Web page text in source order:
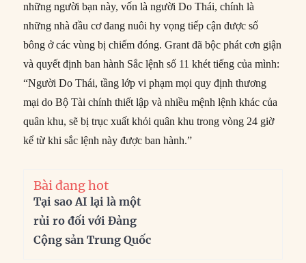
những người bạn này, vốn là người Do Thái, chính là
những nhà đầu cơ đang nuôi hy vọng tiếp cận được số
bông ở các vùng bị chiếm đóng. Grant đã bộc phát cơn giận
và quyết định ban hành Sắc lệnh số 11 khét tiếng của mình:
“Người Do Thái, tầng lớp vi phạm mọi quy định thương
mại do Bộ Tài chính thiết lập và nhiều mệnh lệnh khác của
quân khu, sẽ bị trục xuất khỏi quân khu trong vòng 24 giờ
kể từ khi sắc lệnh này được ban hành.”
Bài đang hot
Tại sao AI lại là một
rủi ro đối với Đảng
Cộng sản Trung Quốc